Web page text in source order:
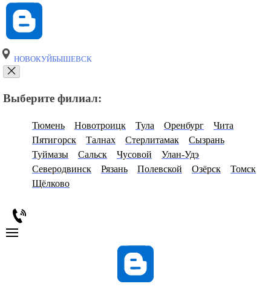
НОВОКУЙБЫШЕВСК
Выберите филиал:
Тюмень Новотроицк Тула Оренбург
Чита
Пятигорск
Талнах Стерлитамак
Сызрань
Туймазы
Сальск Чусовой
Улан-Удэ
Северодвинск
Рязань Полевской Озёрск
Томск
Щёлково